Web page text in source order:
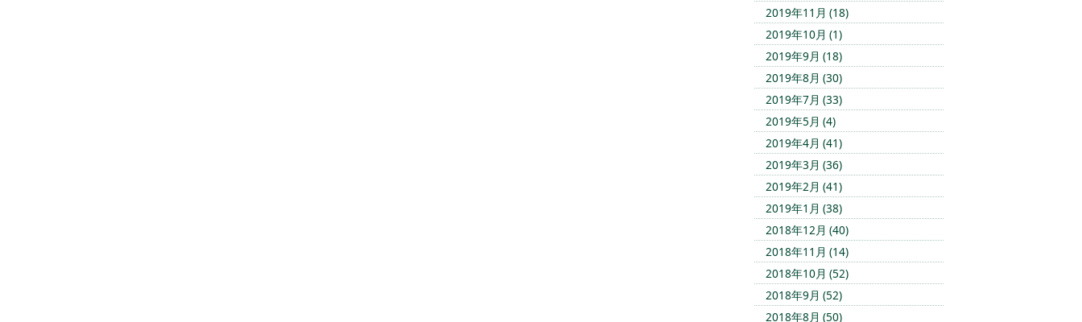
2019年11月 (18)
2019年10月 (1)
2019年9月 (18)
2019年8月 (30)
2019年7月 (33)
2019年5月 (4)
2019年4月 (41)
2019年3月 (36)
2019年2月 (41)
2019年1月 (38)
2018年12月 (40)
2018年11月 (14)
2018年10月 (52)
2018年9月 (52)
2018年8月 (50)